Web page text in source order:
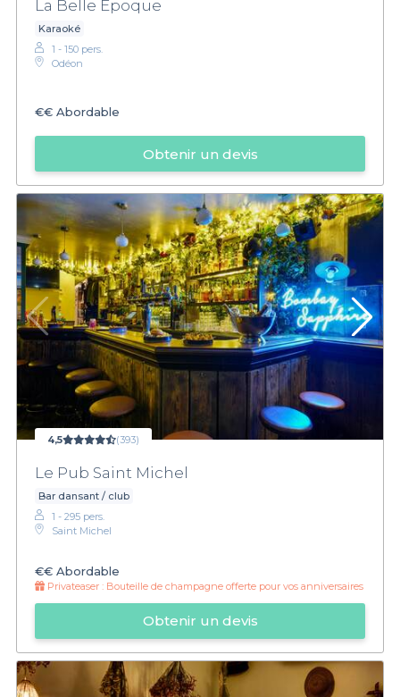
La Belle Epoque
Karaoké
1 - 150 pers.
Odéon
€€ Abordable
Obtenir un devis
4,5 (393)
Le Pub Saint Michel
Bar dansant / club
1 - 295 pers.
Saint Michel
€€ Abordable
Privateaser : Bouteille de champagne offerte pour vos anniversaires
Obtenir un devis